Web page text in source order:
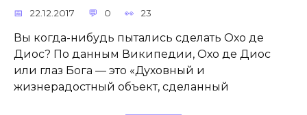
22.12.2017 0 23
Вы когда-нибудь пытались сделать Охо де
Диос? По данным Википедии, Охо де Диос
или глаз Бога — это «Духовный и
жизнерадостный объект, сделанный